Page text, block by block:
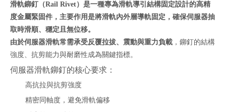
滑軌鉚釘（Rail Rivet） 是一種專為滑軌導引結構固定設計的高精
度金屬緊固件，主要作用是將滑軌內外層導軌固定，確保伺服器抽
取時滑順、穩定且無位移。
由於伺服器滑軌常需承受反覆拉拔、震動與重力負載 ，鉚釘的結構
強度、抗剪能力與耐磨性成為關鍵指標。
伺服器滑軌鉚釘的核心要求：
高抗拉與抗剪強度
精密同軸度，避免滑軌偏移